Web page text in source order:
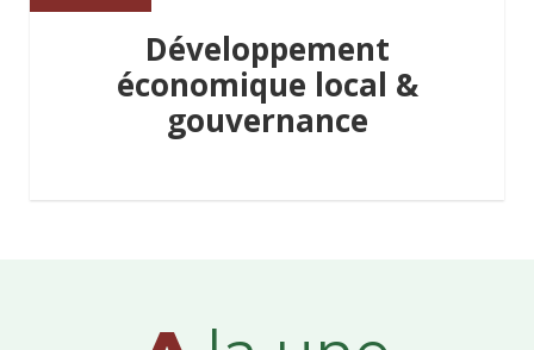
Développement
économique local &
gouvernance